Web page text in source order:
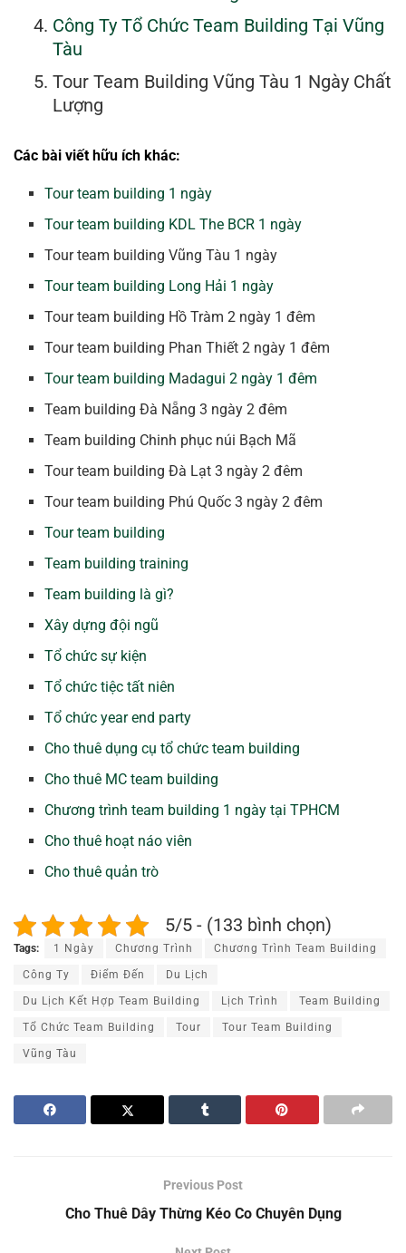
Công Ty Tổ Chức Team Building Tại Vũng
Tàu
Tour Team Building Vũng Tàu 1 Ngày Chất
Lượng
Các bài viết hữu ích khác:
Tour team building 1 ngày
Tour team building KDL The BCR 1 ngày
Tour team building Vũng Tàu 1 ngày
Tour team building Long Hải 1 ngày
Tour team building Hồ Tràm 2 ngày 1 đêm
Tour team building Phan Thiết 2 ngày 1 đêm
Tour team building Madagui 2 ngày 1 đêm
Team building Đà Nẵng 3 ngày 2 đêm
Team building Chinh phục núi Bạch Mã
Tour team building Đà Lạt 3 ngày 2 đêm
Tour team building Phú Quốc 3 ngày 2 đêm
Tour team building
Team building training
Team building là gì?
Xây dựng đội ngũ
Tổ chức sự kiện
Tổ chức tiệc tất niên
Tổ chức year end party
Cho thuê dụng cụ tổ chức team building
Cho thuê MC team building
Chương trình team building 1 ngày tại TPHCM
Cho thuê hoạt náo viên
Cho thuê quản trò
5/5 - (133 bình chọn)
Tags: 1 Ngày Chương Trình Chương Trình Team Building
Công Ty Điểm Đến Du Lịch
Du Lịch Kết Hợp Team Building Lịch Trình Team Building
Tổ Chức Team Building Tour Tour Team Building
Vũng Tàu
Previous Post
Cho Thuê Dây Thừng Kéo Co Chuyên Dụng